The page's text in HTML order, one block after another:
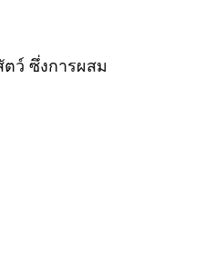
ว์ ซึ่งการผสม